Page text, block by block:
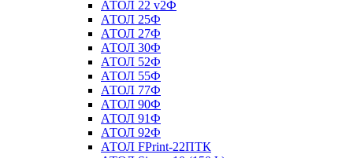
АТОЛ 22 v2Ф
АТОЛ 25Ф
АТОЛ 27Ф
АТОЛ 30Ф
АТОЛ 52Ф
АТОЛ 55Ф
АТОЛ 77Ф
АТОЛ 90Ф
АТОЛ 91Ф
АТОЛ 92Ф
АТОЛ FPrint-22ПТК